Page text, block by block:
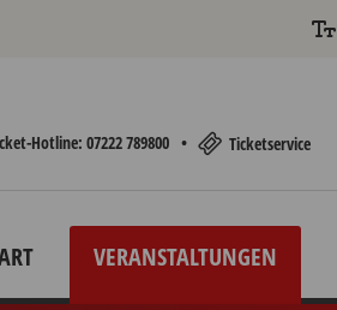
Hotline: 07222 789800 • Ticketservice
VERANSTALTUNGEN